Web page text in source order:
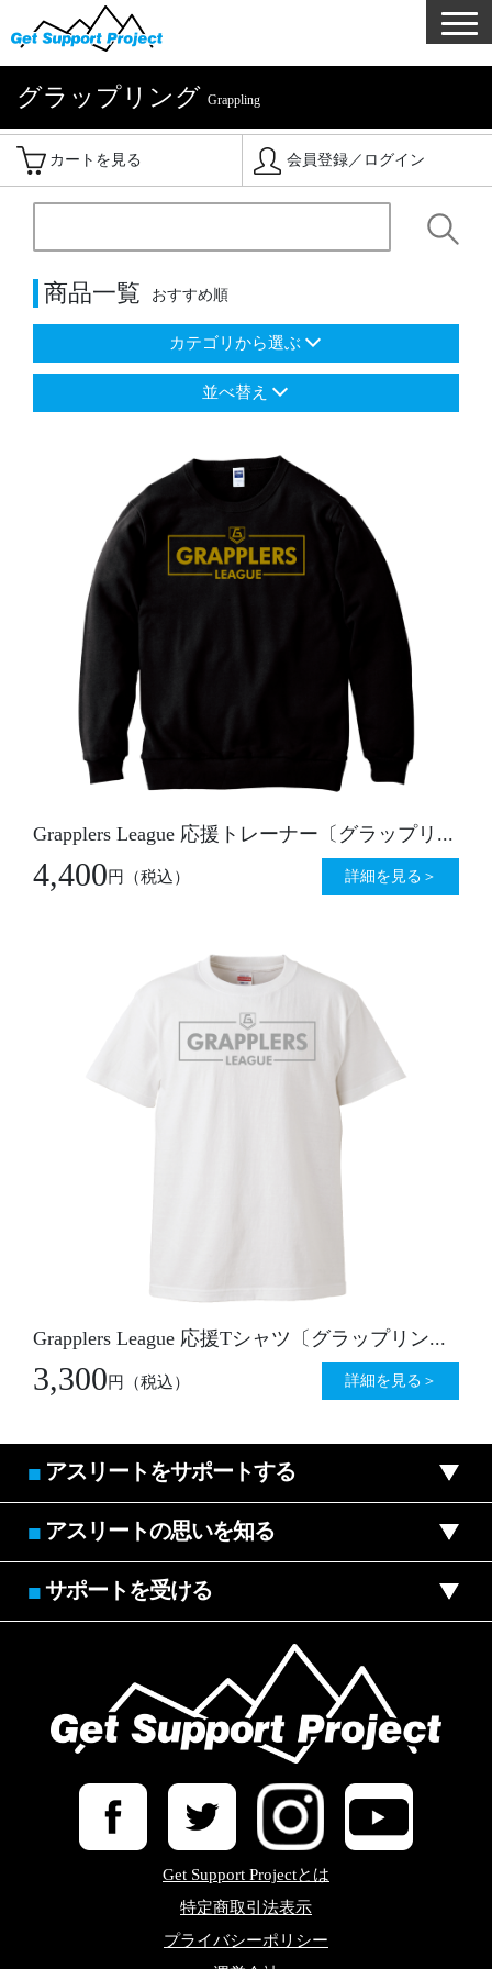
グラップリング Grappling
カートを見る 会員登録／ログイン
商品一覧 おすすめ順
カテゴリから選ぶ
並べ替え
Grapplers League 応援トレーナー〔グラップリ...
4,400円 （税込） 詳細を見る＞
Grapplers League 応援Tシャツ〔グラップリン...
3,300円 （税込） 詳細を見る＞
■ アスリートをサポートする
■ アスリートの思いを知る
■サポートを受ける
Get Support Projectとは
特定商取引法表示
プライバシーポリシー